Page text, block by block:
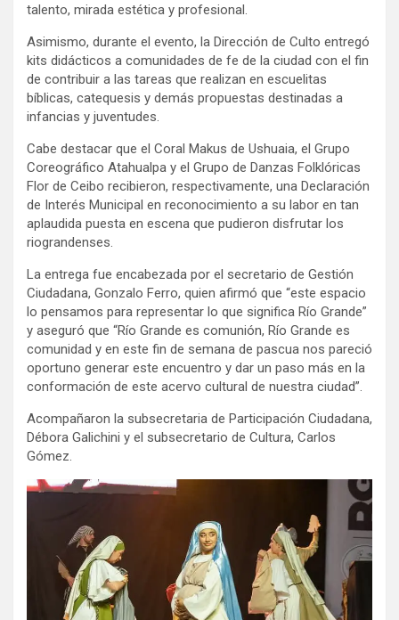
talento, mirada estética y profesional.
Asimismo, durante el evento, la Dirección de Culto entregó
kits didácticos a comunidades de fe de la ciudad con el fin
de contribuir a las tareas que realizan en escuelitas
bíblicas, catequesis y demás propuestas destinadas a
infancias y juventudes.
Cabe destacar que el Coral Makus de Ushuaia, el Grupo
Coreográfico Atahualpa y el Grupo de Danzas Folklóricas
Flor de Ceibo recibieron, respectivamente, una Declaración
de Interés Municipal en reconocimiento a su labor en tan
aplaudida puesta en escena que pudieron disfrutar los
riograndenses.
La entrega fue encabezada por el secretario de Gestión
Ciudadana, Gonzalo Ferro, quien afirmó que “este espacio
lo pensamos para representar lo que significa Río Grande”
y aseguró que “Río Grande es comunión, Río Grande es
comunidad y en este fin de semana de pascua nos pareció
oportuno generar este encuentro y dar un paso más en la
conformación de este acervo cultural de nuestra ciudad”.
Acompañaron la subsecretaria de Participación Ciudadana,
Débora Galichini y el subsecretario de Cultura, Carlos
Gómez.